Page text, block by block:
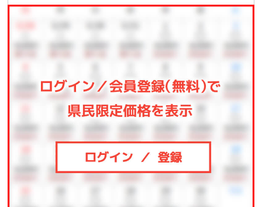
●那覇空港まで、車で約1.5時間
●一度は行ってみたい!美ら海水族館まで、車で約50分
●モンドセレクション受賞作品多数!御菓子御殿「恩納
店」まで、車で約2分
●崖の下に広がるエメラルドの美しい海!万座毛まで、
車で約10分
●ブセナリゾートの海中展望塔まで、車で約15分
●歴代琉球王の居城・首里城まで、車で約60分